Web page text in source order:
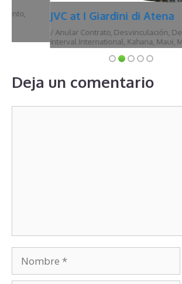
JVC at I Giardini di Atena
Anular Contrato,Desvinculación,Deuda De
Interval International,Kahana,Maui,
Nombre